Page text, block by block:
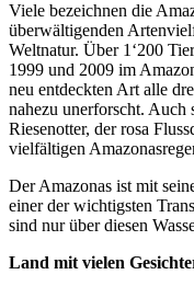
Viele bezeichnen die
überwältigenden
Weltnatur. Über 1‘200
1999 und 2009 im
neu entdeckten Art alle
nahezu unerforscht. Auch
Riesenotter, der rosa
vielfältigen
Der Amazonas ist mit
einer der wichtigsten
sind nur über diesen
Land mit vielen